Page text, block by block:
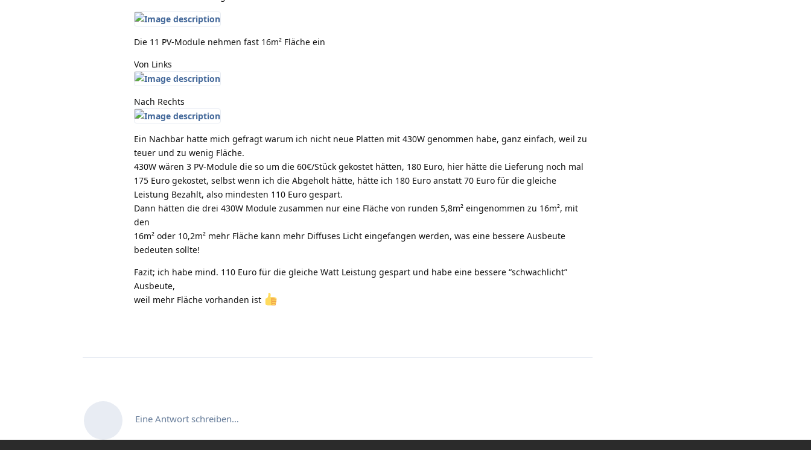
Die 11 PV-Module nehmen fast 16m² Fläche ein
Von Links
Nach Rechts
Ein Nachbar hatte mich gefragt warum ich nicht neue Platten mit 430W genommen habe, ganz einfach, weil zu
teuer und zu wenig Fläche.
430W wären 3 PV-Module die so um die 60€/Stück gekostet hätten, 180 Euro, hier hätte die Lieferung noch mal
175 Euro gekostet, selbst wenn ich die Abgeholt hätte, hätte ich 180 Euro anstatt 70 Euro für die gleiche
Leistung Bezahlt, also mindesten 110 Euro gespart.
Dann hätten die drei 430W Module zusammen nur eine Fläche von runden 5,8m² eingenommen zu 16m², mit
den
16m² oder 10,2m² mehr Fläche kann mehr Diffuses Licht eingefangen werden, was eine bessere Ausbeute
bedeuten sollte!
Fazit; ich habe mind. 110 Euro für die gleiche Watt Leistung gespart und habe eine bessere “schwachlicht”
Ausbeute,
weil mehr Fläche vorhanden ist
Eine Antwort schreiben…